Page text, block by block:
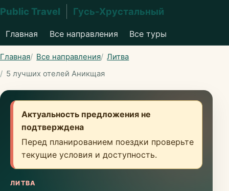
Public Travel Гусь-Хрустальный
Главная Все направления Все туры
Главная Все направления
Литва
5 лучших отелей Аникщая
Актуальность предложения не
подтверждена
Перед планированием поездки проверьте
текущие условия и доступность.
ЛИТВА